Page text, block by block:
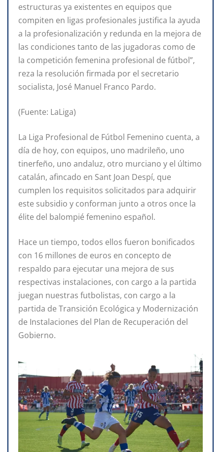
estructuras ya existentes en equipos que
compiten en ligas profesionales justifica la ayuda
a la profesionalización y redunda en la mejora de
las condiciones tanto de las jugadoras como de
la competición femenina profesional de fútbol”,
reza la resolución firmada por el secretario
socialista, José Manuel Franco Pardo.
(Fuente: LaLiga)
La Liga Profesional de Fútbol Femenino cuenta, a
día de hoy, con equipos, uno madrileño, uno
tinerfeño, uno andaluz, otro murciano y el último
catalán, afincado en Sant Joan Despí, que
cumplen los requisitos solicitados para adquirir
este subsidio y conforman junto a otros once la
élite del balompié femenino español.
Hace un tiempo, todos ellos fueron bonificados
con 16 millones de euros en concepto de
respaldo para ejecutar una mejora de sus
respectivas instalaciones, con cargo a la partida
juegan nuestras futbolistas, con cargo a la
partida de Transición Ecológica y Modernización
de Instalaciones del Plan de Recuperación del
Gobierno.